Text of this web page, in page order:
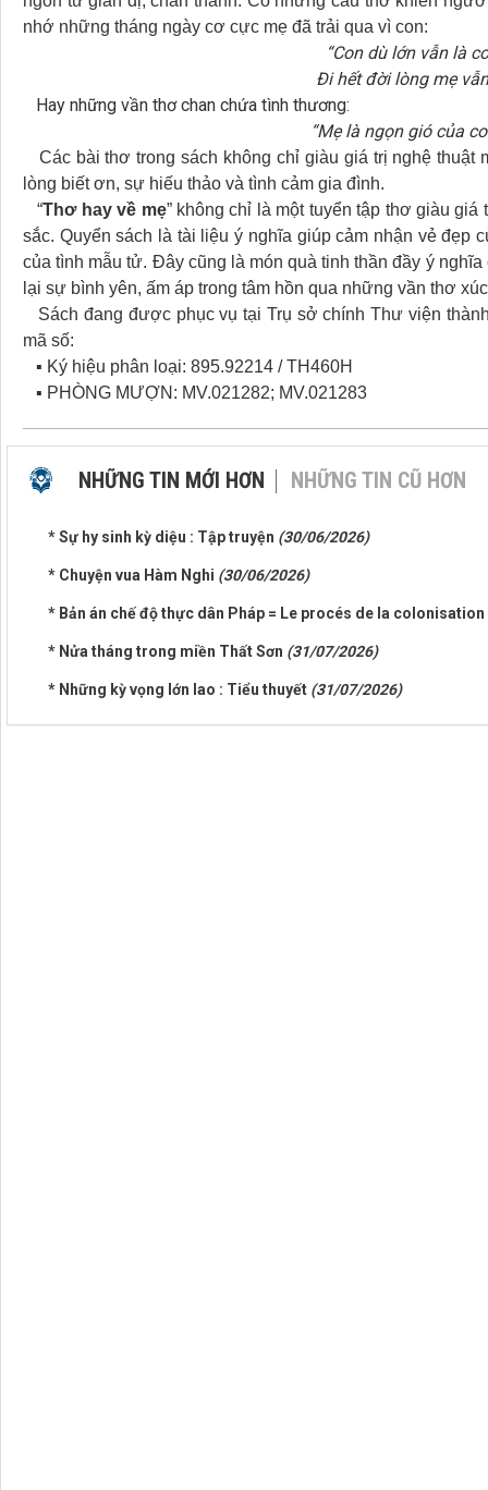
nhớ những tháng ngày cơ cực mẹ đã trải qua vì con:
“Con dù lớn vẫn là
Đi hết đời lòng mẹ
Hay những vần thơ chan chứa tình thương:
“Mẹ là ngọn gió của
Các bài thơ trong sách không chỉ giàu giá trị nghệ thuật
lòng biết ơn, sự hiếu thảo và tình cảm gia đình.
“Thơ hay về mẹ” không chỉ là một tuyển tập thơ giàu
sắc. Quyển sách là tài liệu ý nghĩa giúp cảm nhận vẻ đẹp
của tình mẫu tử. Đây cũng là món quà tinh thần đầy ý
lại sự bình yên, ấm áp trong tâm hồn qua những vần thơ
Sách đang được phục vụ tại Trụ sở chính Thư viện
mã số:
▪ Ký hiệu phân loại: 895.92214 / TH460H
▪ PHÒNG MƯỢN: MV.021282; MV.021283
NHỮNG TIN MỚI HƠN NHỮNG TIN CŨ HƠN
* Sự hy sinh kỳ diệu : Tập truyện (30/06/2026)
* Chuyện vua Hàm Nghi (30/06/2026)
* Bản án chế độ thực dân Pháp = Le procés de la
* Nửa tháng trong miền Thất Sơn (31/07/2026)
* Những kỳ vọng lớn lao : Tiểu thuyết (31/07/2026)